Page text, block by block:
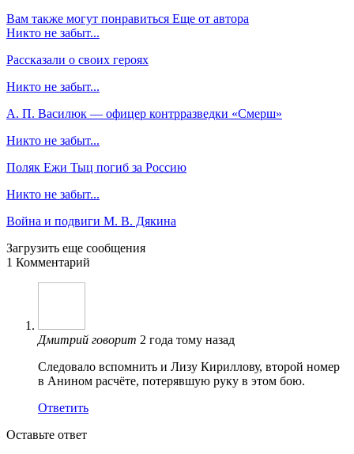
Вам также могут понравиться Еще от автора
Никто не забыт...
Рассказали о своих героях
Никто не забыт...
А. П. Василюк — офицер контрразведки «Смерш»
Никто не забыт...
Поляк Ежи Тыц погиб за Россию
Никто не забыт...
Война и подвиги М. В. Дякина
Загрузить еще сообщения
1 Комментарий
Дмитрий говорит 2 года тому назад
Следовало вспомнить и Лизу Кириллову, второй номер
в Анином расчёте, потерявшую руку в этом бою.
Ответить
Оставьте ответ